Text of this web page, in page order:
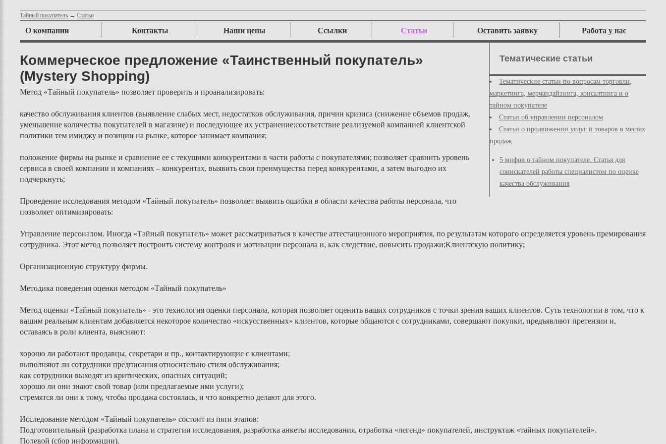
Тайный покупатель → Статьи
О компании Контакты Наши цены Ссылки Статьи Оставить заявку Работа у нас
Тематические статьи
Тематические статьи по вопросам торговли,
маркетинга, мерчандайзинга, консалтинга и о
тайном покупателе
Статьи об управлении персоналом
Статьи о продвижении услуг и товаров в местах
продаж
5 мифов о тайном покупателе. Статья для
соиискателей работы специалистом по оценке
качества обслуживания
Коммерческое предложение «Таинственный покупатель»
(Mystery Shopping)
Метод «Тайный покупатель» позволяет проверить и проанализировать:
качество обслуживания клиентов (выявление слабых мест, недостатков обслуживания, причин кризиса (снижение объемов продаж,
уменьшение количества покупателей в магазине) и последующее их устранение;соответствие реализуемой компанией клиентской
политики тем имиджу и позиции на рынке, которое занимает компания;
положение фирмы на рынке и сравнение ее с текущими конкурентами в части работы с покупателями; позволяет сравнить уровень
сервиса в своей компании и компаниях – конкурентах, выявить свои преимущества перед конкурентами, а затем выгодно их
подчеркнуть;
Проведение исследования методом «Тайный покупатель» позволяет выявить ошибки в области качества работы персонала, что
позволяет оптимизировать:
Управление персоналом. Иногда «Тайный покупатель» может рассматриваться в качестве аттестационного мероприятия, по результатам которого определяется уровень премирования
сотрудника. Этот метод позволяет построить систему контроля и мотивации персонала и, как следствие, повысить продажи;Клиентскую политику;
Организационную структуру фирмы.
Методика поведения оценки методом «Тайный покупатель»
Метод оценки «Тайный покупатель» - это технология оценки персонала, которая позволяет оценить ваших сотрудников с точки зрения ваших клиентов. Суть технологии в том, что к
вашим реальным клиентам добавляется некоторое количество «искусственных» клиентов, которые общаются с сотрудниками, совершают покупки, предъявляют претензии и,
оставаясь в роли клиента, выясняют:
хорошо ли работают продавцы, секретари и пр., контактирующие с клиентами;
выполняют ли сотрудники предписания относительно стиля обслуживания;
как сотрудники выходят из критических, опасных ситуаций;
хорошо ли они знают свой товар (или предлагаемые ими услуги);
стремятся ли они к тому, чтобы продажа состоялась, и что конкретно делают для этого.
Исследование методом «Тайный покупатель» состоит из пяти этапов:
Подготовительный (разработка плана и стратегии исследования, разработка анкеты исследования, отработка «легенд» покупателей, инструктаж «тайных покупателей».
Полевой (сбор информации).